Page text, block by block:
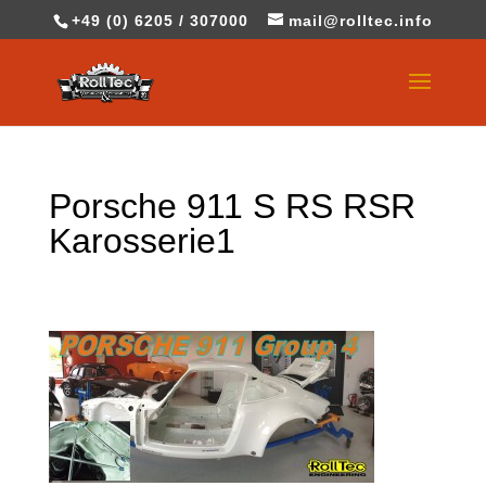
+49 (0) 6205 / 307000 mail@rolltec.info
Porsche 911 S RS RSR
Karosserie1